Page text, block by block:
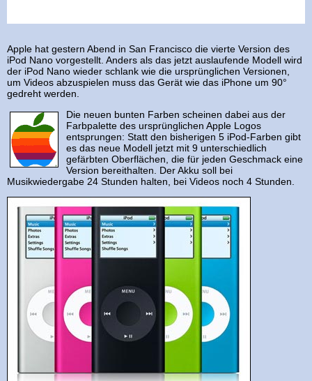
Apple hat gestern Abend in San Francisco die vierte Version des
iPod Nano vorgestellt. Anders als das jetzt auslaufende Modell wird
der iPod Nano wieder schlank wie die ursprünglichen Versionen,
um Videos abzuspielen muss das Gerät wie das iPhone um 90°
gedreht werden.
Die neuen bunten Farben scheinen dabei aus der
Farbpalette des ursprünglichen Apple Logos
entsprungen: Statt den bisherigen 5 iPod-Farben gibt
es das neue Modell jetzt mit 9 unterschiedlich
gefärbten Oberflächen, die für jeden Geschmack eine
Version bereithalten. Der Akku soll bei
Musikwiedergabe 24 Stunden halten, bei Videos noch 4 Stunden.